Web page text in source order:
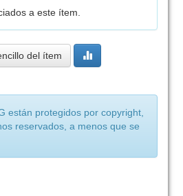
a este ítem.
del ítem
están protegidos por copyright,
reservados, a menos que se